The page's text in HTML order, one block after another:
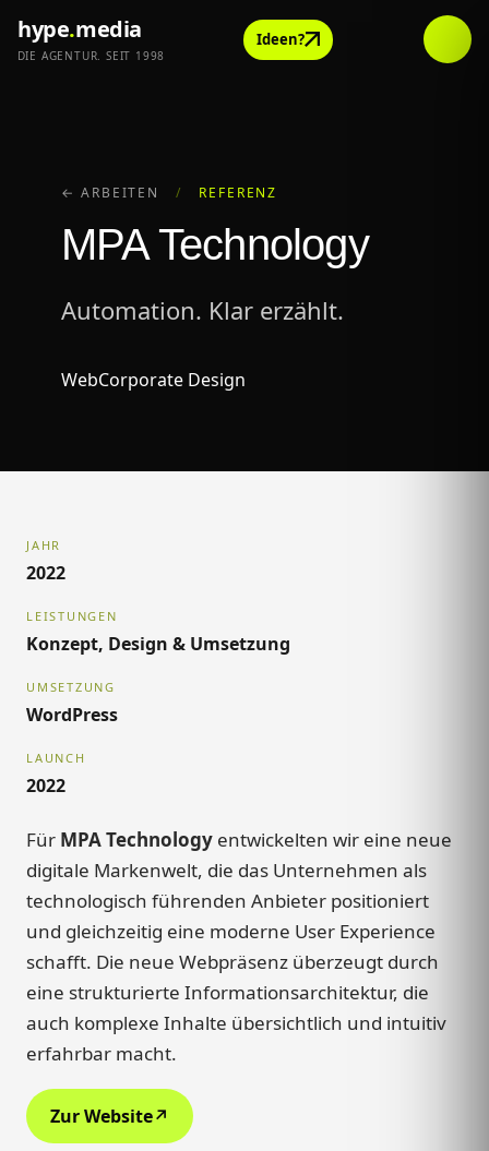
hype.media
DIE AGENTUR. SEIT 1998
Ideen?
← ARBEITEN / REFERENZ
MPA Technology
Automation. Klar erzählt.
WebCorporate Design
JAHR
2022
LEISTUNGEN
Konzept, Design & Umsetzung
UMSETZUNG
WordPress
LAUNCH
2022
Für MPA Technology entwickelten wir eine neue
digitale Markenwelt, die das Unternehmen als
technologisch führenden Anbieter positioniert
und gleichzeitig eine moderne User Experience
schafft. Die neue Webpräsenz überzeugt durch
eine strukturierte Informationsarchitektur, die
auch komplexe Inhalte übersichtlich und intuitiv
erfahrbar macht.
Zur Website↗